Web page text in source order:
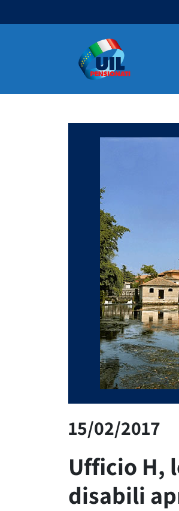
Navigazione principale
15/02/2017
Ufficio H,
disabili